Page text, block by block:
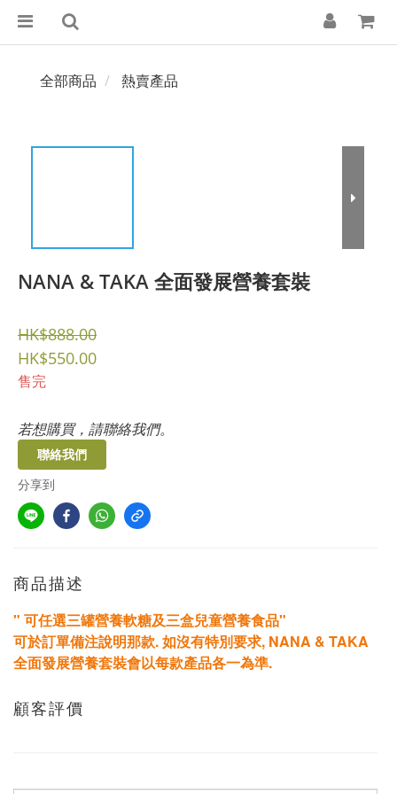
全部商品 熱賣產品
NANA & TAKA 全面發展營養套裝
HK$888.00
HK$550.00
售完
若想購買，請聯絡我們。
聯絡我們
分享到
商品描述
" 可任選三罐營養軟糖及三盒兒童營養食品"
可於訂單備注說明那款. 如沒有特別要求, NANA & TAKA
全面發展營養套裝會以每款產品各一為準.
顧客評價